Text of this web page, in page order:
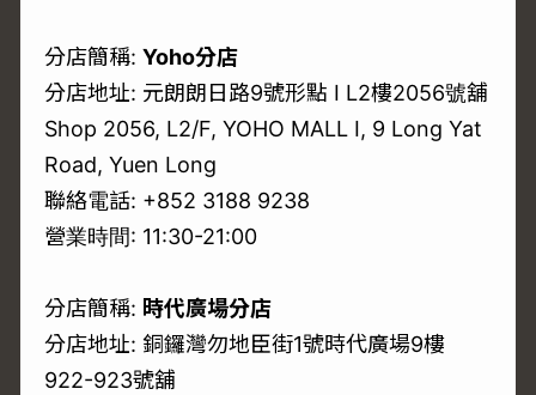
分店簡稱: Yoho分店
分店地址: 元朗朗日路9號形點 I L2樓2056號舖
Shop 2056, L2/F, YOHO MALL I, 9 Long Yat
Road, Yuen Long
聯絡電話: +852 3188 9238
營業時間: 11:30-21:00
分店簡稱: 時代廣場分店
分店地址: 銅鑼灣勿地臣街1號時代廣場9樓
922-923號舖